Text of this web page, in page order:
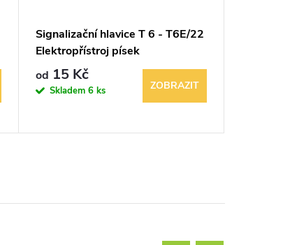
Signalizační hlavice T 6 - T6E/22
Elektropřístroj písek
od 15 Kč
Skladem 6 ks ZOBRAZIT